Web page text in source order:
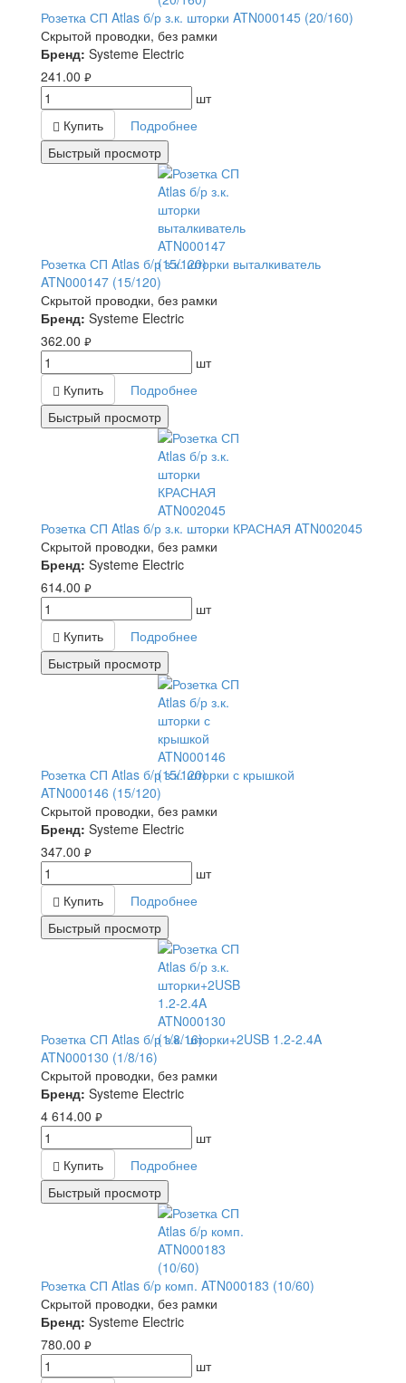
Розетка СП Atlas б/р з.к. шторки ATN000145 (20/160)
Скрытой проводки, без рамки
Бренд: Systeme Electric
241.00 руб.
шт
Купить
Подробнее
Быстрый просмотр
Розетка СП Atlas б/р з.к. шторки выталкиватель
ATN000147 (15/120)
Скрытой проводки, без рамки
Бренд: Systeme Electric
362.00 руб.
шт
Купить
Подробнее
Быстрый просмотр
Розетка СП Atlas б/р з.к. шторки КРАСНАЯ ATN002045
Скрытой проводки, без рамки
Бренд: Systeme Electric
614.00 руб.
шт
Купить
Подробнее
Быстрый просмотр
Розетка СП Atlas б/р з.к. шторки с крышкой
ATN000146 (15/120)
Скрытой проводки, без рамки
Бренд: Systeme Electric
347.00 руб.
шт
Купить
Подробнее
Быстрый просмотр
Розетка СП Atlas б/р з.к. шторки+2USB 1.2-2.4A
ATN000130 (1/8/16)
Скрытой проводки, без рамки
Бренд: Systeme Electric
4 614.00 руб.
шт
Купить
Подробнее
Быстрый просмотр
Розетка СП Atlas б/р комп. ATN000183 (10/60)
Скрытой проводки, без рамки
Бренд: Systeme Electric
780.00 руб.
шт